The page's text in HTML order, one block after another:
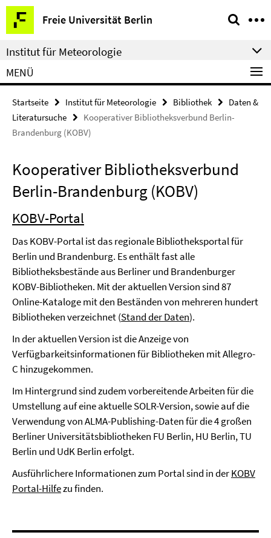
Springe
direkt
zu
Inhalt
Freie Universität Berlin
Service-
Navigation
Institut für Meteorologie
MENÜ
Startseite Institut für Meteorologie Bibliothek
Daten &
Literatursuche
Kooperativer Bibliotheksverbund Berlin-
Brandenburg (KOBV)
Kooperativer Bibliotheksverbund
Berlin-Brandenburg (KOBV)
KOBV-Portal
Das KOBV-Portal ist das regionale Bibliotheksportal für
Berlin und Brandenburg. Es enthält fast alle
Bibliotheksbestände aus Berliner und Brandenburger
KOBV-Bibliotheken. Mit der aktuellen Version sind 87
Online-Kataloge mit den Beständen von mehreren hundert
Bibliotheken verzeichnet (Stand der Daten).
In der aktuellen Version ist die Anzeige von
Verfügbarkeitsinformationen für Bibliotheken mit Allegro-
C hinzugekommen.
Im Hintergrund sind zudem vorbereitende Arbeiten für die
Umstellung auf eine aktuelle SOLR-Version, sowie auf die
Verwendung von ALMA-Publishing-Daten für die 4 großen
Berliner Universitätsbibliotheken FU Berlin, HU Berlin, TU
Berlin und UdK Berlin erfolgt.
Ausführlichere Informationen zum Portal sind in derKOBV
Portal-Hilfezu finden.